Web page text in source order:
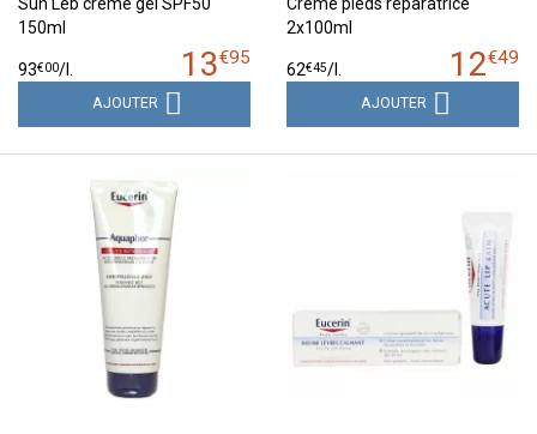
150ml
13€95
93€00/
AJOUTER
2x100ml
12€49
62€45/
AJOUTER